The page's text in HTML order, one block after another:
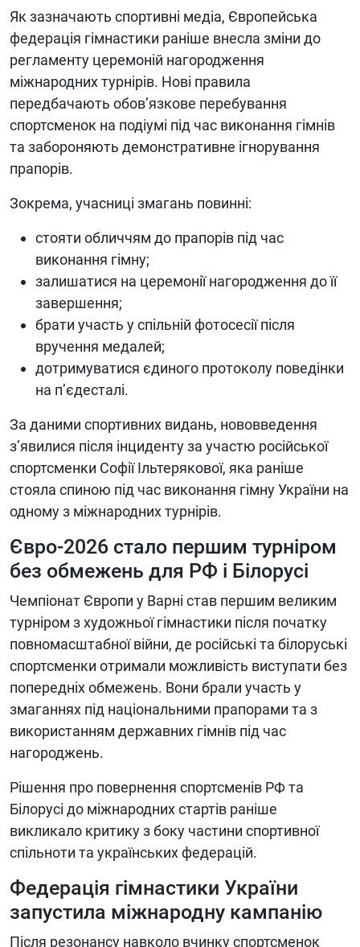
Як зазначають спортивні медіа, Європейська
федерація гімнастики раніше внесла зміни до
регламенту церемоній нагородження
міжнародних турнірів. Нові правила
передбачають обов’язкове перебування
спортсменок на подіумі під час виконання гімнів
та забороняють демонстративне ігнорування
прапорів.
Зокрема, учасниці змагань повинні:
стояти обличчям до прапорів під час
виконання гімну;
залишатися на церемонії нагородження до її
завершення;
брати участь у спільній фотосесії після
вручення медалей;
дотримуватися єдиного протоколу поведінки
на п’єдесталі.
За даними спортивних видань, нововведення
з’явилися після інциденту за участю російської
спортсменки Софії Ільтерякової, яка раніше
стояла спиною під час виконання гімну України на
одному з міжнародних турнірів.
Євро-2026 стало першим турніром
без обмежень для РФ і Білорусі
Чемпіонат Європи у Варні став першим великим
турніром з художньої гімнастики після початку
повномасштабної війни, де російські та білоруські
спортсменки отримали можливість виступати без
попередніх обмежень. Вони брали участь у
змаганнях під національними прапорами та з
використанням державних гімнів під час
нагороджень.
Рішення про повернення спортсменів РФ та
Білорусі до міжнародних стартів раніше
викликало критику з боку частини спортивної
спільноти та українських федерацій.
Федерація гімнастики України
запустила міжнародну кампанію
Після резонансу навколо вчинку спортсменок